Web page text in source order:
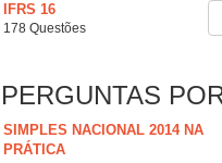
IFRS 16
178 Questões
PERGUNTAS
SIMPLES NACIONAL 2014 NA
PRÁTICA